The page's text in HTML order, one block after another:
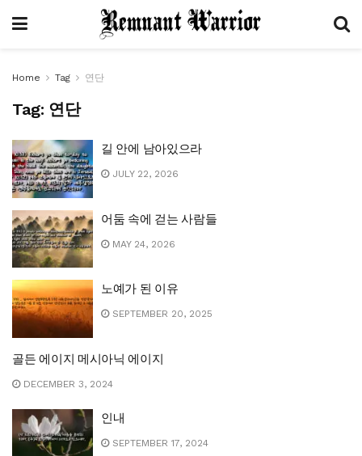
Home Tag 연단
Tag: 연단
길 안에 남아있으라
JULY 22, 2026
어둠 속에 걷는 사람들
MAY 24, 2026
노예가 된 이유
SEPTEMBER 20, 2025
골든 에이지 메시아닉 에이지
DECEMBER 3, 2024
인내
SEPTEMBER 17, 2024